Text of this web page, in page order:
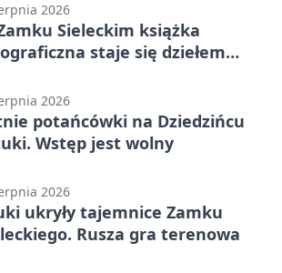
2026
Sieleckim książka
staje się dziełem
2026
potańcówki na Dziedzińcu
Wstęp jest wolny
2026
ukryły tajemnice Zamku
Rusza gra terenowa